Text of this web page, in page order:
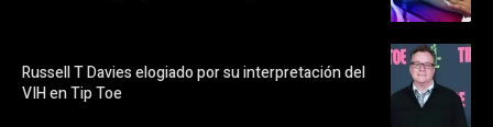
Russell T Davies elogiado por su interpretación del
VIH en Tip Toe